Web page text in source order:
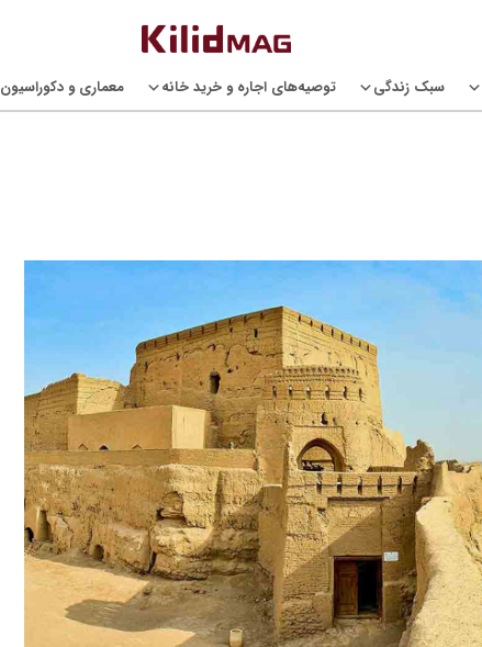
سبک زندگی توصیه‌های اجاره و خرید خانه معماری و دکوراسیون